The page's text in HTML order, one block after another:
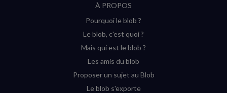
Instagram
(nouvelle
sur
Facebook
(nouvelle
À PROPOS
Pourquoi le blob ?
Le blob, c'est quoi ?
Mais qui est le blob ?
Les amis du blob
Proposer un sujet au Blob
Le blob s'exporte